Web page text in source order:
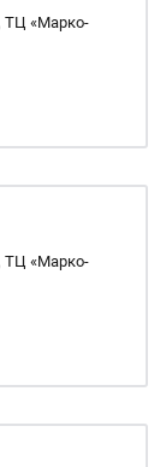
ТЦ «Марко-
ТЦ «Марко-